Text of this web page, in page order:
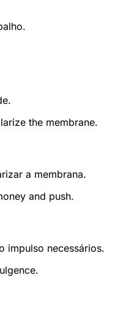
the membrane.
a membrana.
and push.
impulso necessários.